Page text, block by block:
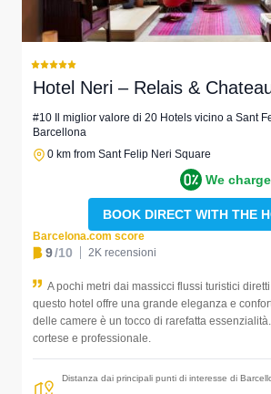
Hotel Neri – Relais &
#10 Il miglior valore di 20 Hotels vicino a Sant
Barcellona
0 km from Sant Felip Neri Square
We
BOOK DIRECT WITH THE
Barcelona.com score
9/10 2K recensioni
A pochi metri dai massicci flussi turistici
questo hotel offre una grande eleganza e
delle camere è un tocco di rarefatta
cortese e professionale.
Distanza dai principali punti di interesse di